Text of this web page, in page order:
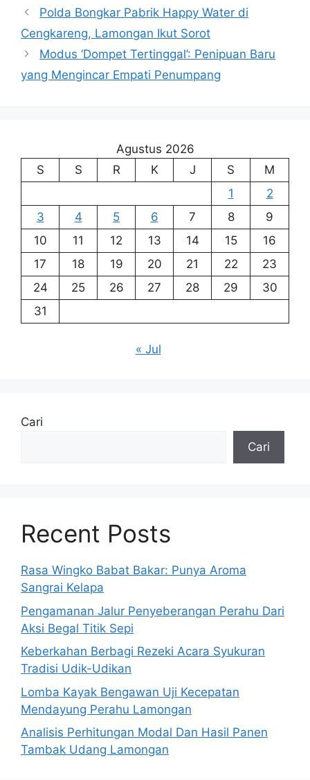
Polda Bongkar Pabrik Happy Water di
Cengkareng, Lamongan Ikut Sorot
Modus ‘Dompet Tertinggal’: Penipuan Baru
yang Mengincar Empati Penumpang
Agustus 2026
S
S R K J S
M
1
2
3
4 5 6 7 8
9
10
11 12 13 14 15
16
17
18 19 20 21 22
23
24
25 26 27 28 29
30
31
« Jul
Cari
Cari
Recent Posts
Rasa Wingko Babat Bakar: Punya Aroma
Sangrai Kelapa
Pengamanan Jalur Penyeberangan Perahu Dari
Aksi Begal Titik Sepi
Keberkahan Berbagi Rezeki Acara Syukuran
Tradisi Udik-Udikan
Lomba Kayak Bengawan Uji Kecepatan
Mendayung Perahu Lamongan
Analisis Perhitungan Modal Dan Hasil Panen
Tambak Udang Lamongan